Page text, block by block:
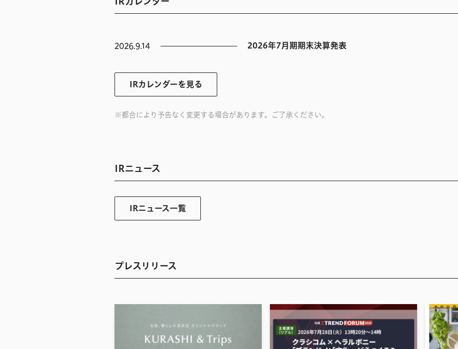
2026.9.14 2026年7月期期末決算発表
IRカレンダーを見る
※都合により予告なく変更する場合があります。ご了承ください。
IRニュース
IRニュース一覧
プレスリリース